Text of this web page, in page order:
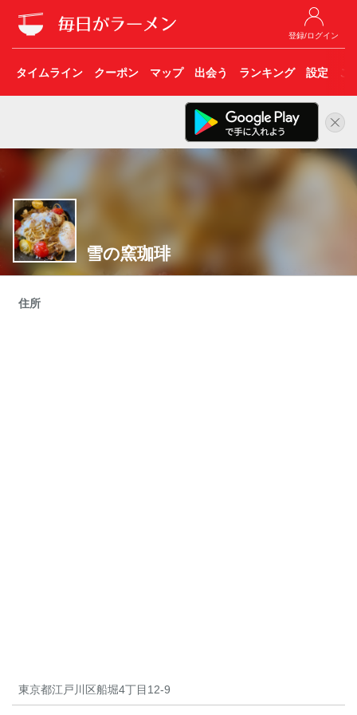
登録/ログイン
タイムライン クーポン マップ 出会う ランキング 設定 こ
雪の窯珈琲
住所
東京都江戸川区船堀4丁目12-9